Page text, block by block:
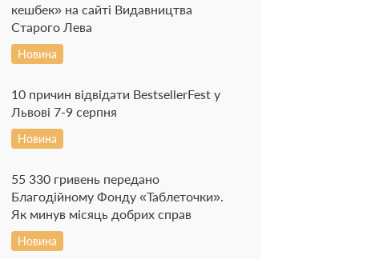
кешбек» на сайті Видавництва
Старого Лева
Новина
10 причин відвідати BestsellerFest у
Львові 7-9 серпня
Новина
55 330 гривень передано
Благодійному Фонду «Таблеточки».
Як минув місяць добрих справ
Новина